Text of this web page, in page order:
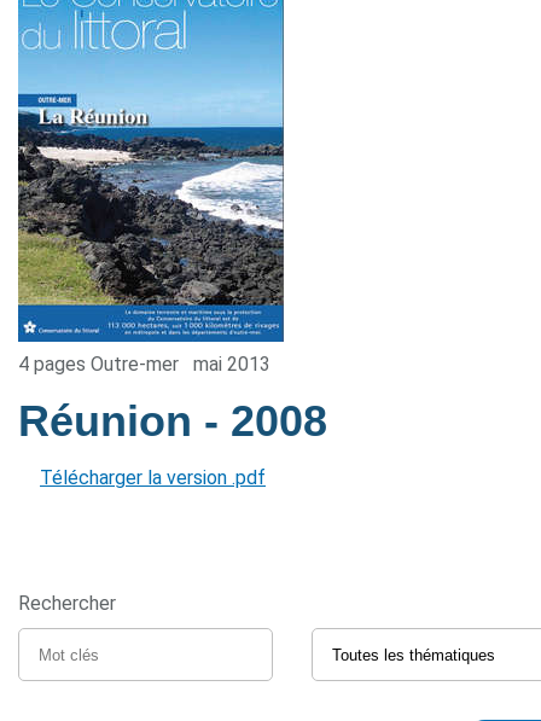
4 pages Outre-mer mai 2013
Réunion - 2008
Télécharger la version .pdf
Rechercher